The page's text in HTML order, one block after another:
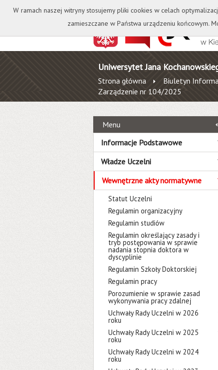
Kontakt Biblioteka
Uniwersytet Jana
Strona główna Biuletyn
Zarządzenie nr 104/2025
Menu
Informacje Podstawowe
Władze Uczelni
Wewnętrzne akty normatywne
Statut Uczelni
Regulamin organizacyjny
Regulamin studiów
Regulamin określający zasady i
tryb postępowania w sprawie
nadania stopnia doktora w
dyscyplinie
Regulamin Szkoły Doktorskiej
Regulamin pracy
Porozumienie w sprawie zasad
wykonywania pracy zdalnej
Uchwały Rady Uczelni w 2026
roku
Uchwały Rady Uczelni w 2025
roku
Uchwały Rady Uczelni w 2024
roku
W ramach naszej witryny stosujemy pliki cookies w celach
zamieszczane w Państwa urządzeniu końcowym.